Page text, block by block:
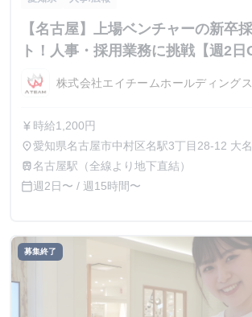
【名古屋】上場ベンチャーの新卒
ト！人事・採用業務に挑戦【週2日
株式会社エイチームホールディングス
currency_yen 時給1,200円
place愛知県名古屋市中村区名駅3丁目28-12 大名
32階
train名古屋駅（全線より地下直結）
calendar_today週2日〜 / 週15時間〜
募集終了